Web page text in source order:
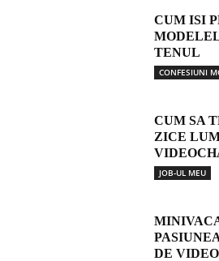
CUM ISI
TENUL
CONFESIUNI
CUM SA
ZICE
JOB-UL MEU
DE